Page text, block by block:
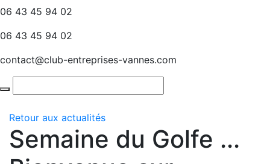
06 43 45 94 02
06 43 45 94 02
contact@club-entreprises-vannes.com
Retour aux actualités
Semaine du Golfe ...